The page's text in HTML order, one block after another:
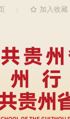
加入收藏